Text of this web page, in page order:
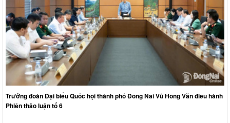
Trưởng đoàn Đại biểu Quốc hội thành phố Đồng Nai Vũ Hồng Văn điều hành
Phiên thảo luận tổ 6